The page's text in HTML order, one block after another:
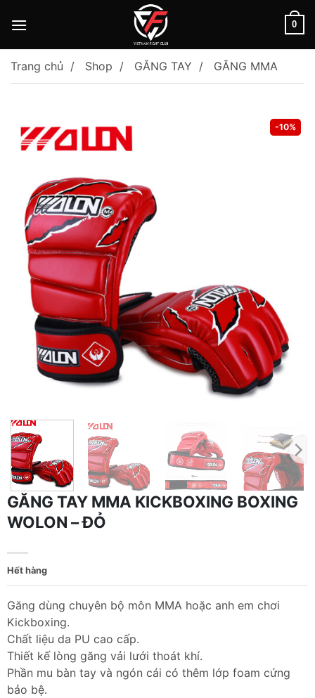
0
Trang chủ Shop GĂNG TAY GĂNG MMA
-10%
GĂNG TAY MMA KICKBOXING BOXING
WOLON – ĐỎ
Găng dùng chuyên bộ môn MMA hoặc anh em chơi
Kickboxing.
Chất liệu da PU cao cấp.
Thiết kế lòng găng vải lưới thoát khí.
Phần mu bàn tay và ngón cái có thêm lớp foam cứng
bảo bệ.
Hết hàng